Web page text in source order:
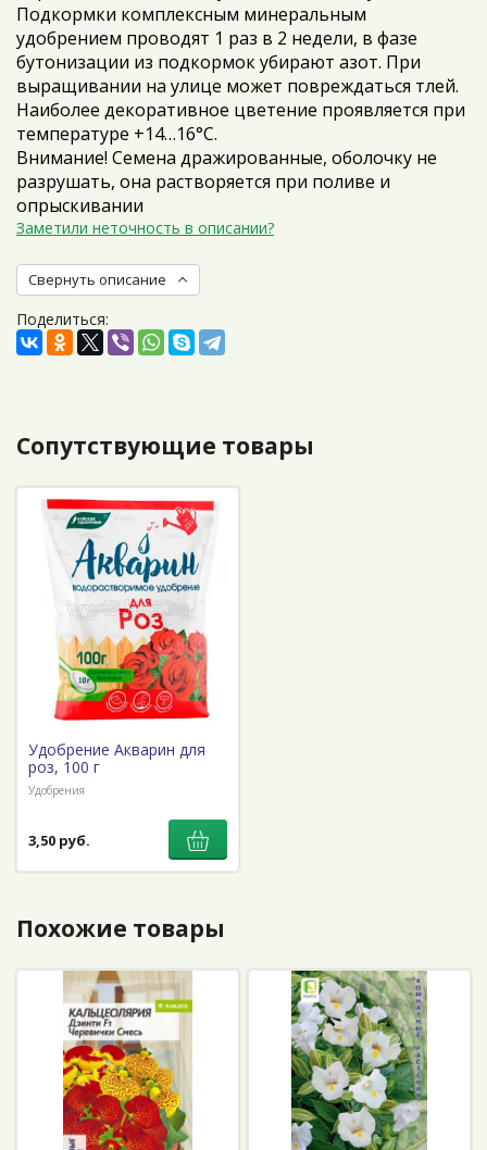
Подкормки комплексным минеральным
удобрением проводят 1 раз в 2 недели, в фазе
бутонизации из подкормок убирают азот. При
выращивании на улице может повреждаться тлей.
Наиболее декоративное цветение проявляется при
температуре +14…16°С.
Внимание! Семена дражированные, оболочку не
разрушать, она растворяется при поливе и
опрыскивании
Заметили неточность в описании?
Свернуть описание
Поделиться:
Сопутствующие товары
Удобрение Акварин для
роз, 100 г
Удобрения
3,50 руб.
Похожие товары